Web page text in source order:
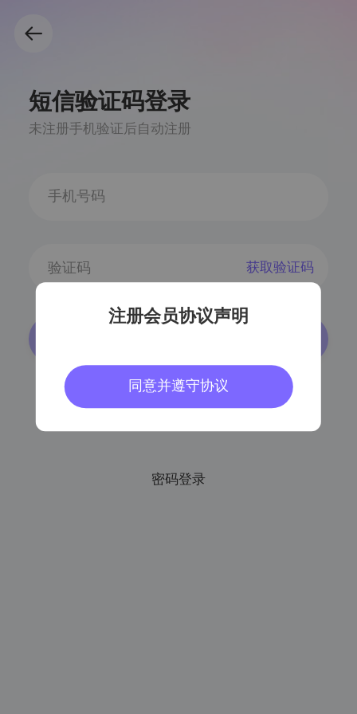
短信验证码登录
未注册手机验证后自动注册
获取验证码
已阅读同意《会员注册协议》《个人信息保护协议》
密码登录
注册会员协议声明
同意并遵守协议